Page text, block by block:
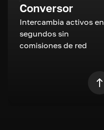
Conversor
Intercambia activos en
segundos sin
comisiones de red